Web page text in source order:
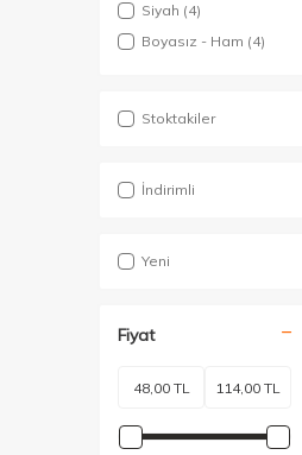
Siyah (4)
Boyasız - Ham (4)
Stoktakiler
İndirimli
Yeni
Fiyat